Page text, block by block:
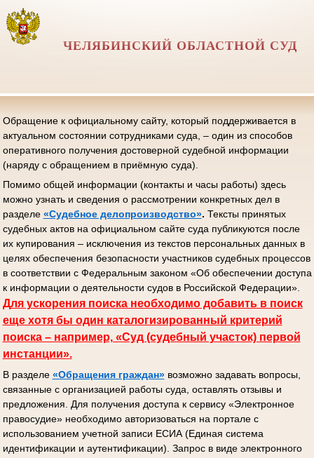
ЧЕЛЯБИНСКИЙ ОБЛАСТНОЙ СУД
Обращение к официальному сайту, который поддерживается в
актуальном состоянии сотрудниками суда, – один из способов
оперативного получения достоверной судебной информации
(наряду с обращением в приёмную суда).
Помимо общей информации (контакты и часы работы) здесь
можно узнать и сведения о рассмотрении конкретных дел в
разделе «Судебное делопроизводство». Тексты принятых
судебных актов на официальном сайте суда публикуются после
их купирования – исключения из текстов персональных данных в
целях обеспечения безопасности участников судебных процессов
в соответствии с Федеральным законом «Об обеспечении доступа
к информации о деятельности судов в Российской Федерации».
Для ускорения поиска необходимо добавить в поиск
еще хотя бы один каталогизированный критерий
поиска – например, «Суд (судебный участок) первой
инстанции».
В разделе «Обращения граждан»возможно задавать вопросы,
связанные с организацией работы суда, оставлять отзывы и
предложения. Для получения доступа к сервису «Электронное
правосудие» необходимо авторизоваться на портале с
использованием учетной записи ЕСИА (Единая система
идентификации и аутентификации). Запрос в виде электронного